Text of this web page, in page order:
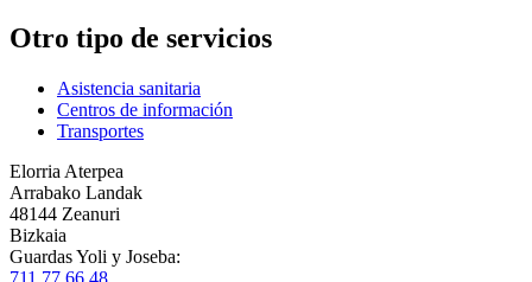
Otro tipo de servicios
Asistencia sanitaria
Centros de información
Transportes
Elorria Aterpea
Arrabako Landak
48144 Zeanuri
Bizkaia
Guardas Yoli y Joseba: